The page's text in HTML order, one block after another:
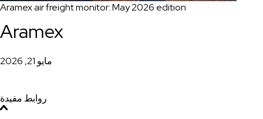
Aramex air freight monitor: May 2026 edition
Aramex
مايو 21, 2026
روابط مفيدة